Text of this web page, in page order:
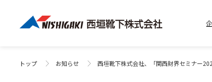
トップ お知らせ 西垣靴下株式会社、「関西財界セミナー